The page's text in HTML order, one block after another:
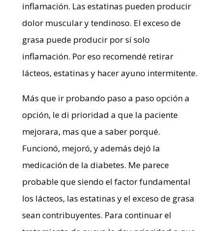
inflamación. Las estatinas pueden producir
dolor muscular y tendinoso. El exceso de
grasa puede producir por sí solo
inflamación. Por eso recomendé retirar
lácteos, estatinas y hacer ayuno intermitente.
Más que ir probando paso a paso opción a
opción, le di prioridad a que la paciente
mejorara, mas que a saber porqué.
Funcionó, mejoró, y además dejó la
medicación de la diabetes. Me parece
probable que siendo el factor fundamental
los lácteos, las estatinas y el exceso de grasa
sean contribuyentes. Para continuar el